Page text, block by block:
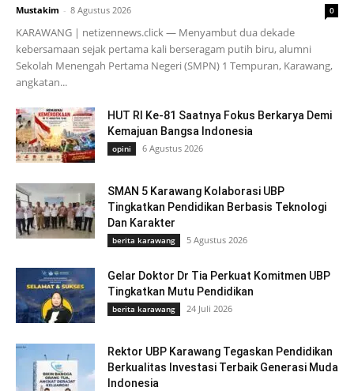
Mustakim - 8 Agustus 2026 0
KARAWANG | netizennews.click — Menyambut dua dekade
kebersamaan sejak pertama kali berseragam putih biru, alumni
Sekolah Menengah Pertama Negeri (SMPN) 1 Tempuran, Karawang,
angkatan...
HUT RI Ke-81 Saatnya Fokus Berkarya Demi
Kemajuan Bangsa Indonesia
opini 6 Agustus 2026
SMAN 5 Karawang Kolaborasi UBP
Tingkatkan Pendidikan Berbasis Teknologi
Dan Karakter
berita karawang 5 Agustus 2026
Gelar Doktor Dr Tia Perkuat Komitmen UBP
Tingkatkan Mutu Pendidikan
berita karawang 24 Juli 2026
Rektor UBP Karawang Tegaskan Pendidikan
Berkualitas Investasi Terbaik Generasi Muda
Indonesia